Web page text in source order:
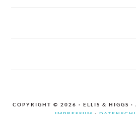
COPYRIGHT © 2026 · ELLIS & HIGGS ·